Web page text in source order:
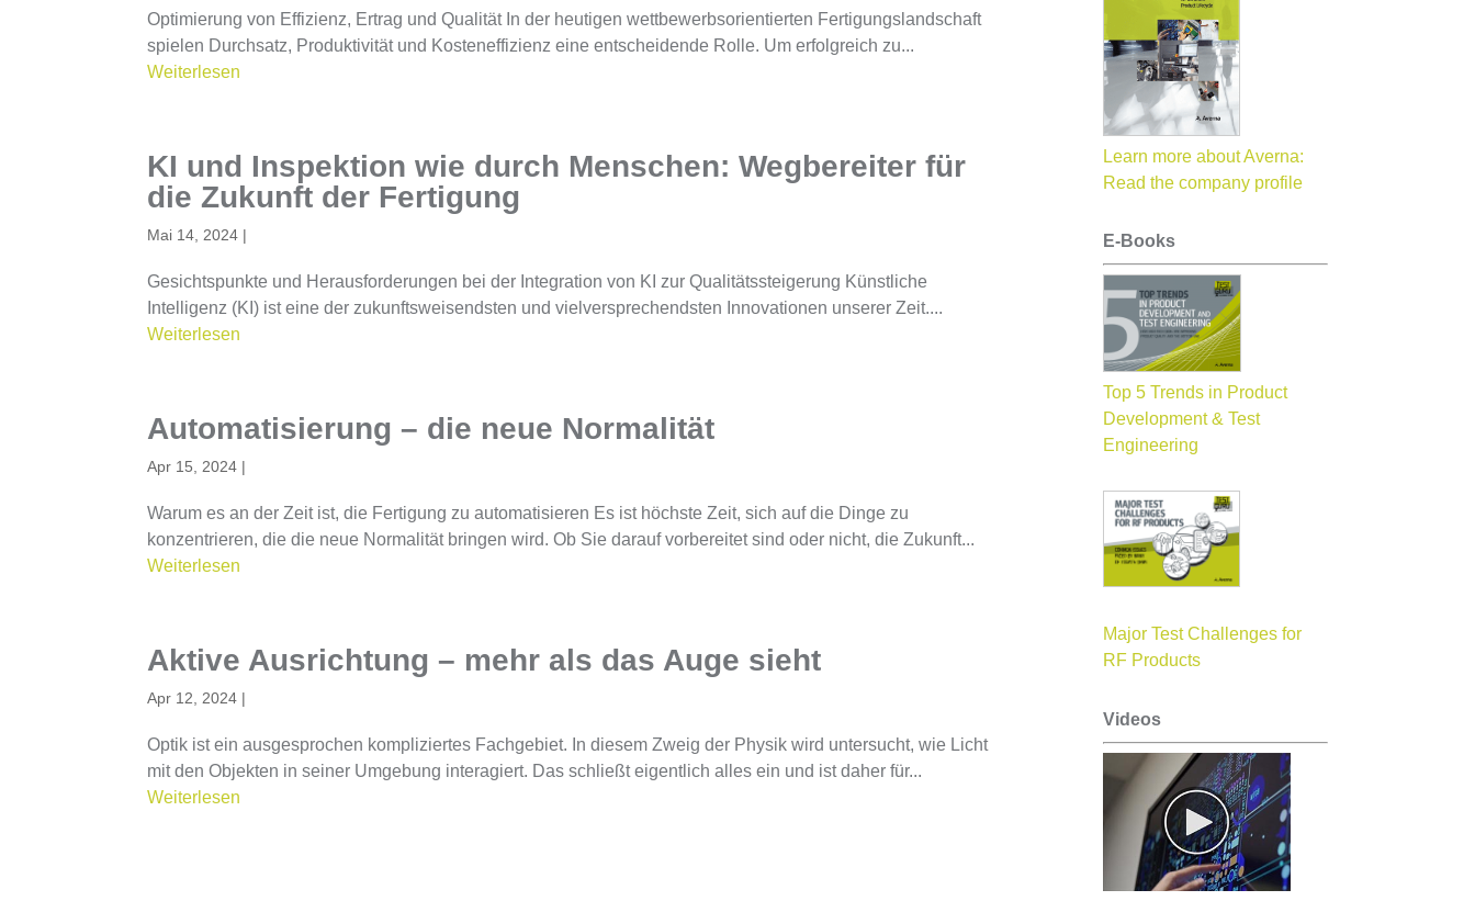
Optimierung von Effizienz, Ertrag und Qualität In der heutigen wettbewerbsorientierten Fertigungslandschaft
spielen Durchsatz, Produktivität und Kosteneffizienz eine entscheidende Rolle. Um erfolgreich zu...
Weiterlesen
KI und Inspektion wie durch Menschen: Wegbereiter für
die Zukunft der Fertigung
Mai 14, 2024 |
Gesichtspunkte und Herausforderungen bei der Integration von KI zur Qualitätssteigerung Künstliche
Intelligenz (KI) ist eine der zukunftsweisendsten und vielversprechendsten Innovationen unserer Zeit....
Weiterlesen
Automatisierung – die neue Normalität
Apr 15, 2024 |
Warum es an der Zeit ist, die Fertigung zu automatisieren Es ist höchste Zeit, sich auf die Dinge zu
konzentrieren, die die neue Normalität bringen wird. Ob Sie darauf vorbereitet sind oder nicht, die Zukunft...
Weiterlesen
Aktive Ausrichtung – mehr als das Auge sieht
Apr 12, 2024 |
Optik ist ein ausgesprochen kompliziertes Fachgebiet. In diesem Zweig der Physik wird untersucht, wie Licht
mit den Objekten in seiner Umgebung interagiert. Das schließt eigentlich alles ein und ist daher für...
Weiterlesen
Learn more about Averna:
Read the company profile
E-Books
Top 5 Trends in Product
Development & Test
Engineering
Major Test Challenges for
RF Products
Videos